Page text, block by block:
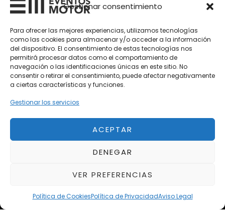
Gestionar consentimiento
Para ofrecer las mejores experiencias, utilizamos tecnologías
como las cookies para almacenar y/o acceder a la información
del dispositivo. El consentimiento de estas tecnologías nos
permitirá procesar datos como el comportamiento de
navegación o las identificaciones únicas en este sitio. No
consentir o retirar el consentimiento, puede afectar negativamente
a ciertas características y funciones.
Gestionar los servicios
ACEPTAR
DENEGAR
VER PREFERENCIAS
Política de CookiesPolítica de PrivacidadAviso Legal
Vehículos Nuevos
Vehículos de Ocasión
Próximos
Eclipse by SELECTO
Del 12/08/2026 al 12/08/2026
Exclusive Top Cars 2026
Del 02/10/2026 al 05/10/2026